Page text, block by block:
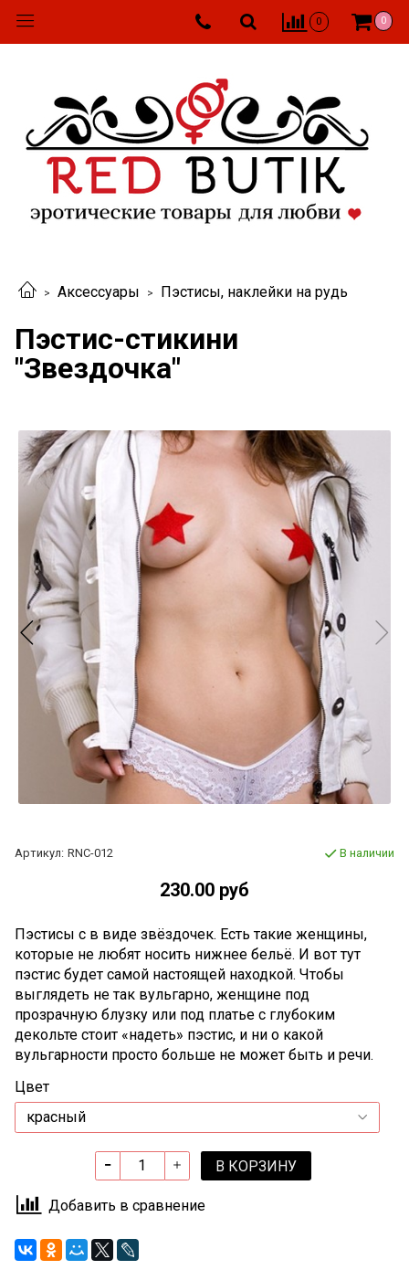
0 0
Аксессуары Пэстисы, наклейки на рудь
Пэстис-стикини
"Звездочка"
Артикул: RNC-012 В наличии
230.00 руб
Пэстисы с в виде звёздочек. Есть такие женщины,
которые не любят носить нижнее бельё. И вот тут
пэстис будет самой настоящей находкой. Чтобы
выглядеть не так вульгарно, женщине под
прозрачную блузку или под платье с глубоким
декольте стоит «надеть» пэстис, и ни о какой
вульгарности просто больше не может быть и речи.
Цвет
В КОРЗИНУ
Добавить в сравнение